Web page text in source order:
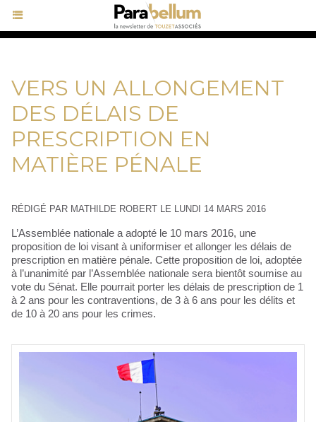
VERS UN ALLONGEMENT
DES DÉLAIS DE
PRESCRIPTION EN
MATIÈRE PÉNALE
RÉDIGÉ PAR MATHILDE ROBERT LE LUNDI 14 MARS 2016
L’Assemblée nationale a adopté le 10 mars 2016, une
proposition de loi visant à uniformiser et allonger les délais de
prescription en matière pénale. Cette proposition de loi, adoptée
à l’unanimité par l’Assemblée nationale sera bientôt soumise au
vote du Sénat. Elle pourrait porter les délais de prescription de 1
à 2 ans pour les contraventions, de 3 à 6 ans pour les délits et
de 10 à 20 ans pour les crimes.